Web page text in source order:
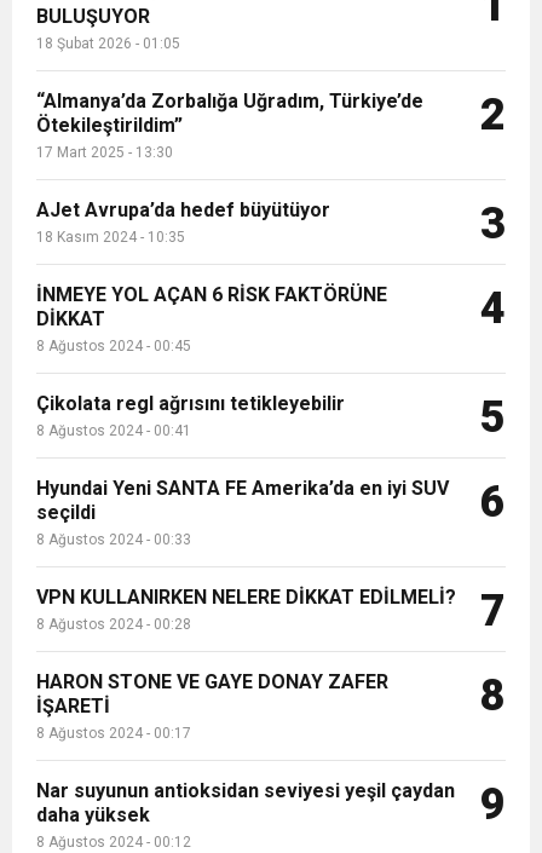
BULUŞUYOR
18 Şubat 2026 - 01:05
“Almanya’da Zorbalığa Uğradım, Türkiye’de
Ötekileştirildim”
17 Mart 2025 - 13:30
2
AJet Avrupa’da hedef büyütüyor
18 Kasım 2024 - 10:35 3
İNMEYE YOL AÇAN 6 RİSK FAKTÖRÜNE
DİKKAT
8 Ağustos 2024 - 00:45
4
Çikolata regl ağrısını tetikleyebilir
8 Ağustos 2024 - 00:41 5
Hyundai Yeni SANTA FE Amerika’da en iyi SUV
seçildi
8 Ağustos 2024 - 00:33
6
VPN KULLANIRKEN NELERE DİKKAT EDİLMELİ?
8 Ağustos 2024 - 00:28 7
HARON STONE VE GAYE DONAY ZAFER
İŞARETİ
8 Ağustos 2024 - 00:17
8
Nar suyunun antioksidan seviyesi yeşil çaydan
daha yüksek
8 Ağustos 2024 - 00:12
9